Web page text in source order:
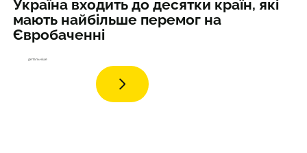
Україна входить до десятки країн, які
мають найбільше перемог на
Євробаченні
детальніше